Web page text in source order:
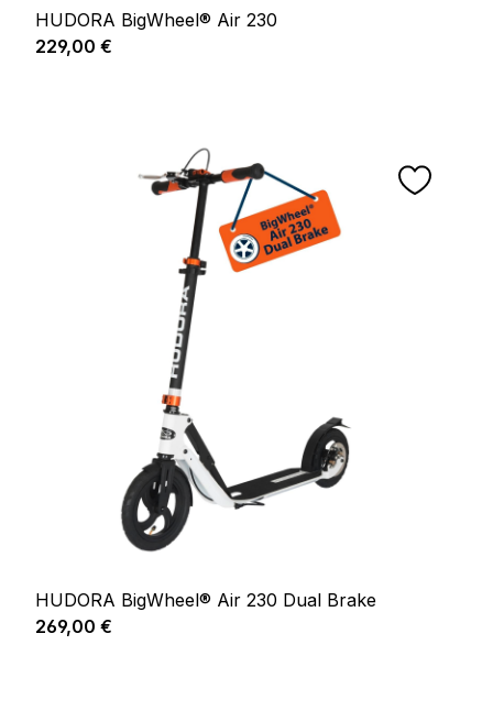
HUDORA BigWheel® Air 230
Regulärer Preis:
229,00 €
HUDORA BigWheel® Air 230 Dual Brake
Regulärer Preis:
269,00 €